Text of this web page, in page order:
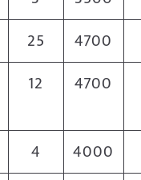
25 4700
12 4700
4 4000